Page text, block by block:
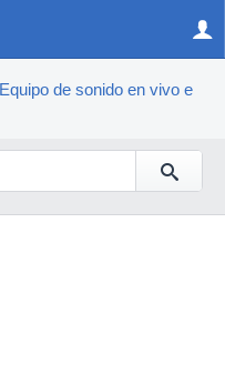
Equipo de sonido en vivo e